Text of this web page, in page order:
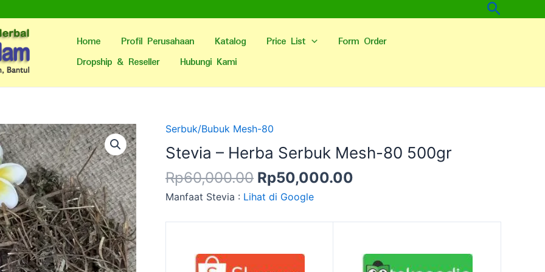
Cari
Home Profil Perusahaan Katalog Price List
Form Order
Dropship & Reseller
Hubungi Kami
Serbuk/Bubuk Mesh-80
Stevia – Herba Serbuk Mesh-80 500gr
Rp60,000.00
Harga
aslinya
adalah:
Rp60,000.00.
Rp50,000.00
saat
ini
Manfaat Stevia : Lihat di Google